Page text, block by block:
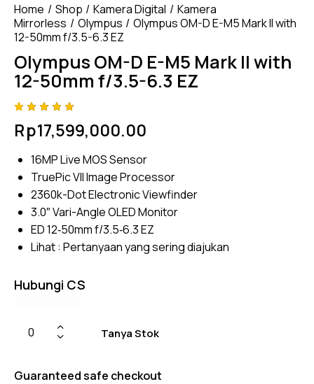
Home Shop Kamera Digital
Kamera
Mirrorless
Olympus
Olympus OM-D E-M5 Mark II with
12-50mm f/3.5-6.3 EZ
Olympus OM-D E-M5 Mark II with
12-50mm f/3.5-6.3 EZ
5.00
out
of 5
on
r
ratings
Rp17,599,000.00
16MP Live MOS Sensor
TruePic VII Image Processor
2360k-Dot Electronic Viewfinder
3.0″ Vari-Angle OLED Monitor
ED 12‑50mm f/3.5‑6.3 EZ
Lihat : Pertanyaan yang sering diajukan
Hubungi CS
Tanya Stok
Guaranteed safe checkout